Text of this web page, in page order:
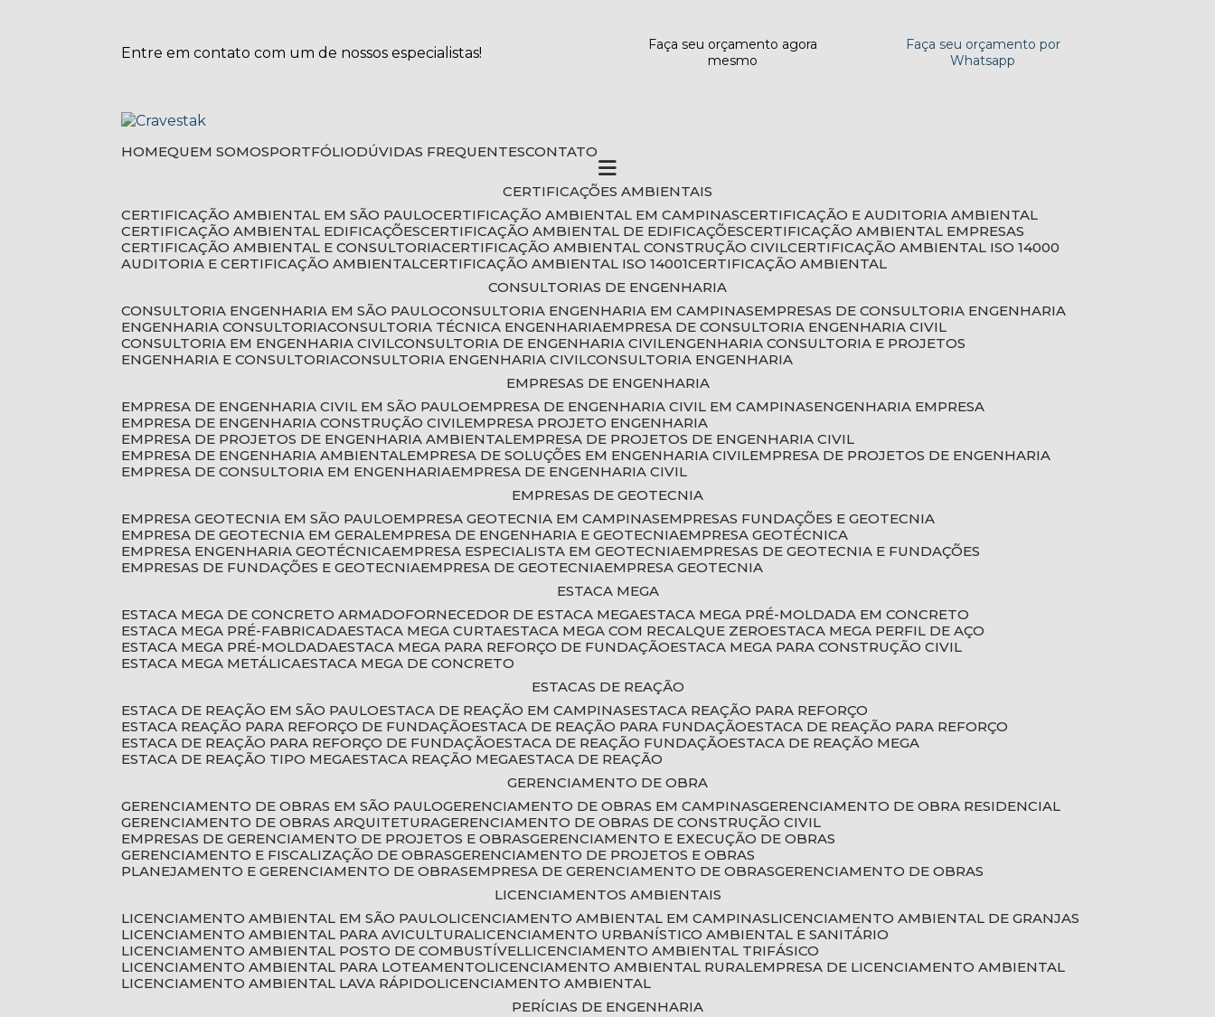
Entre em contato com um de nossos especialistas!
Faça seu orçamento agora
mesmo
Faça seu orçamento por
Whatsapp
HOME QUEM SOMOS PORTFÓLIO DÚVIDAS FREQUENTES CONTATO
CERTIFICAÇÕES AMBIENTAIS
CERTIFICAÇÃO AMBIENTAL EM SÃO PAULO
CERTIFICAÇÃO AMBIENTAL EM CAMPINAS
CERTIFICAÇÃO E AUDITORIA AMBIENTAL
CERTIFICAÇÃO AMBIENTAL EDIFICAÇÕES
CERTIFICAÇÃO AMBIENTAL DE EDIFICAÇÕES
CERTIFICAÇÃO AMBIENTAL EMPRESAS
CERTIFICAÇÃO AMBIENTAL E CONSULTORIA
CERTIFICAÇÃO AMBIENTAL CONSTRUÇÃO CIVIL
CERTIFICAÇÃO AMBIENTAL ISO 14000
AUDITORIA E CERTIFICAÇÃO AMBIENTAL
CERTIFICAÇÃO AMBIENTAL ISO 14001
CERTIFICAÇÃO AMBIENTAL
CONSULTORIAS DE ENGENHARIA
CONSULTORIA ENGENHARIA EM SÃO PAULO CONSULTORIA ENGENHARIA EM CAMPINAS
EMPRESAS DE CONSULTORIA ENGENHARIA
ENGENHARIA CONSULTORIA CONSULTORIA TÉCNICA ENGENHARIA EMPRESA DE CONSULTORIA ENGENHARIA CIVIL
CONSULTORIA EM ENGENHARIA CIVIL CONSULTORIA DE ENGENHARIA CIVIL ENGENHARIA CONSULTORIA E PROJETOS
ENGENHARIA E CONSULTORIA CONSULTORIA ENGENHARIA CIVIL CONSULTORIA ENGENHARIA
EMPRESAS DE ENGENHARIA
EMPRESA DE ENGENHARIA CIVIL EM SÃO PAULO
EMPRESA DE ENGENHARIA CIVIL EM CAMPINAS
ENGENHARIA EMPRESA
EMPRESA DE ENGENHARIA CONSTRUÇÃO CIVIL EMPRESA PROJETO ENGENHARIA
EMPRESA DE PROJETOS DE ENGENHARIA AMBIENTAL EMPRESA DE PROJETOS DE ENGENHARIA CIVIL
EMPRESA DE ENGENHARIA AMBIENTAL EMPRESA DE SOLUÇÕES EM ENGENHARIA CIVIL EMPRESA DE PROJETOS DE ENGENHARIA
EMPRESA DE CONSULTORIA EM ENGENHARIA EMPRESA DE ENGENHARIA CIVIL
EMPRESAS DE GEOTECNIA
EMPRESA GEOTECNIA EM SÃO PAULO
EMPRESA GEOTECNIA EM CAMPINAS
EMPRESAS FUNDAÇÕES E GEOTECNIA
EMPRESA DE GEOTECNIA EM GERAL EMPRESA DE ENGENHARIA E GEOTECNIA EMPRESA GEOTÉCNICA
EMPRESA ENGENHARIA GEOTÉCNICA EMPRESA ESPECIALISTA EM GEOTECNIA EMPRESAS DE GEOTECNIA E FUNDAÇÕES
EMPRESAS DE FUNDAÇÕES E GEOTECNIA EMPRESA DE GEOTECNIA EMPRESA GEOTECNIA
ESTACA MEGA
ESTACA MEGA DE CONCRETO ARMADO
FORNECEDOR DE ESTACA MEGA ESTACA MEGA PRÉ-MOLDADA EM CONCRETO
ESTACA MEGA PRÉ-FABRICADA ESTACA MEGA CURTA ESTACA MEGA COM RECALQUE ZERO
ESTACA MEGA PERFIL DE AÇO
ESTACA MEGA PRÉ-MOLDADA ESTACA MEGA PARA REFORÇO DE FUNDAÇÃO
ESTACA MEGA PARA CONSTRUÇÃO CIVIL
ESTACA MEGA METÁLICA ESTACA MEGA DE CONCRETO
ESTACAS DE REAÇÃO
ESTACA DE REAÇÃO EM SÃO PAULO
ESTACA DE REAÇÃO EM CAMPINAS
ESTACA REAÇÃO PARA REFORÇO
ESTACA REAÇÃO PARA REFORÇO DE FUNDAÇÃO
ESTACA DE REAÇÃO PARA FUNDAÇÃO
ESTACA DE REAÇÃO PARA REFORÇO
ESTACA DE REAÇÃO PARA REFORÇO DE FUNDAÇÃO
ESTACA DE REAÇÃO FUNDAÇÃO
ESTACA DE REAÇÃO MEGA
ESTACA DE REAÇÃO TIPO MEGA ESTACA REAÇÃO MEGA ESTACA DE REAÇÃO
GERENCIAMENTO DE OBRA
GERENCIAMENTO DE OBRAS EM SÃO PAULO
GERENCIAMENTO DE OBRAS EM CAMPINAS
GERENCIAMENTO DE OBRA RESIDENCIAL
GERENCIAMENTO DE OBRAS ARQUITETURA
GERENCIAMENTO DE OBRAS DE CONSTRUÇÃO CIVIL
EMPRESAS DE GERENCIAMENTO DE PROJETOS E OBRAS
GERENCIAMENTO E EXECUÇÃO DE OBRAS
GERENCIAMENTO E FISCALIZAÇÃO DE OBRAS
GERENCIAMENTO DE PROJETOS E OBRAS
PLANEJAMENTO E GERENCIAMENTO DE OBRAS
EMPRESA DE GERENCIAMENTO DE OBRAS
GERENCIAMENTO DE OBRAS
LICENCIAMENTOS AMBIENTAIS
LICENCIAMENTO AMBIENTAL EM SÃO PAULO LICENCIAMENTO AMBIENTAL EM CAMPINAS LICENCIAMENTO AMBIENTAL DE GRANJAS
LICENCIAMENTO AMBIENTAL PARA AVICULTURA LICENCIAMENTO URBANÍSTICO AMBIENTAL E SANITÁRIO
LICENCIAMENTO AMBIENTAL POSTO DE COMBUSTÍVEL LICENCIAMENTO AMBIENTAL TRIFÁSICO
LICENCIAMENTO AMBIENTAL PARA LOTEAMENTO LICENCIAMENTO AMBIENTAL RURAL EMPRESA DE LICENCIAMENTO AMBIENTAL
LICENCIAMENTO AMBIENTAL LAVA RÁPIDO LICENCIAMENTO AMBIENTAL
PERÍCIAS DE ENGENHARIA